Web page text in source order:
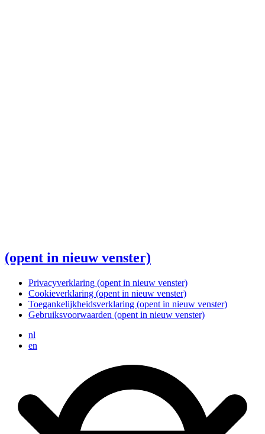
(opent in nieuw venster)
Privacyverklaring (opent in nieuw venster)
Cookieverklaring (opent in nieuw venster)
Toegankelijkheidsverklaring (opent in nieuw venster)
Gebruiksvoorwaarden (opent in nieuw venster)
nl
en